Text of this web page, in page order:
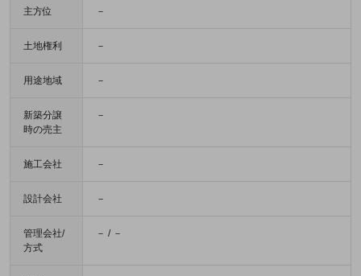
主方位 －
土地権利 －
用途地域 －
新築分譲
時の売主
－
施工会社 －
設計会社 －
管理会社/
方式
－ / －